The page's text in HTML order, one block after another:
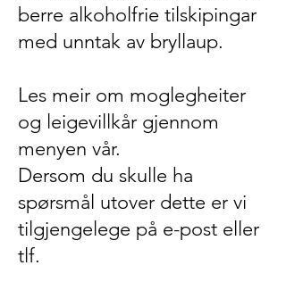
berre alkoholfrie tilskipingar
med unntak av bryllaup.
​Les meir om moglegheiter
og leigevillkår gjennom
menyen vår.
Dersom du skulle ha
spørsmål utover dette er vi
tilgjengelege på e-post eller
tlf.